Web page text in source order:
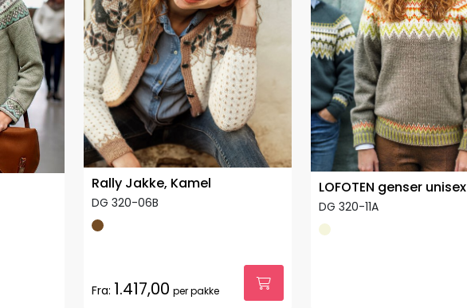
Rally Jakke, Kamel
DG 320-06B
Fra: 1.417,00 per pakke
LOFOTEN genser unisex
DG 320-11A